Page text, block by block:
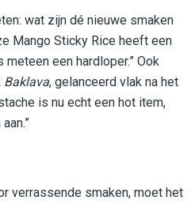
wat zijn dé nieuwe smaken
Mango Sticky Rice heeft een
een hardloper.” Ook
Baklava, gelanceerd vlak na het
is nu echt een hot item,
verrassende smaken, moet het